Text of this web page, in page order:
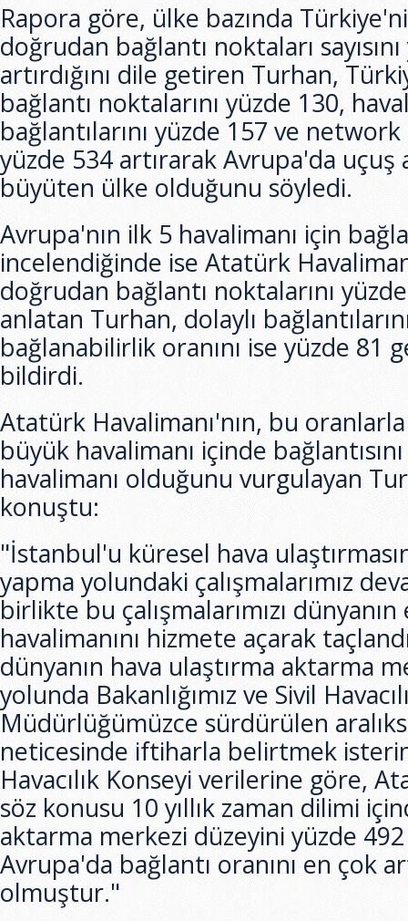
Rapora göre, ülke bazında
doğrudan bağlantı noktaları
artırdığını dile getiren Turhan,
bağlantı noktalarını yüzde 130,
bağlantılarını yüzde 157 ve
yüzde 534 artırarak Avrupa'da uçuş
büyüten ülke olduğunu söyledi.
Avrupa'nın ilk 5 havalimanı için
incelendiğinde ise Atatürk
doğrudan bağlantı noktalarını yüzde
anlatan Turhan, dolaylı
bağlanabilirlik oranını ise yüzde 81
bildirdi.
Atatürk Havalimanı'nın, bu
büyük havalimanı içinde
havalimanı olduğunu vurgulayan
konuştu:
"İstanbul'u küresel hava
yapma yolundaki çalışmalarımız
birlikte bu çalışmalarımızı
havalimanını hizmete açarak
dünyanın hava ulaştırma aktarma
yolunda Bakanlığımız ve Sivil
Müdürlüğümüzce sürdürülen
neticesinde iftiharla belirtmek
Havacılık Konseyi verilerine göre,
söz konusu 10 yıllık zaman dilimi
aktarma merkezi düzeyini yüzde 492
Avrupa'da bağlantı oranını en çok
olmuştur."